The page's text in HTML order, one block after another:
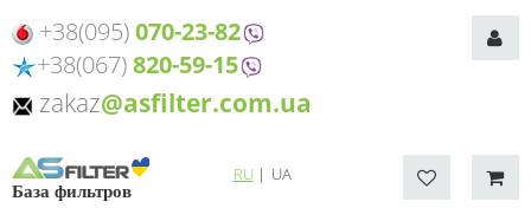
+38(095)070-23-82
+38(067)820-59-15
zakaz@asfilter.com.ua
База фильтров
RU| UA